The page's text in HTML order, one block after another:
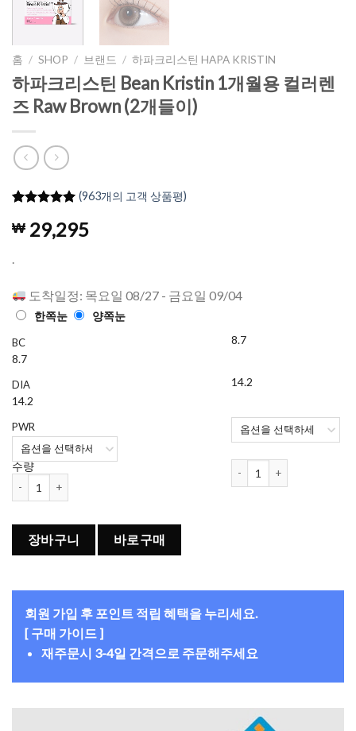
홈 / SHOP / 브랜드 / 하파크리스틴 HAPA KRISTIN
하파크리스틴 Bean Kristin 1개월용 컬러렌
즈 Raw Brown (2개들이)
고객 평가
를 기준으
점에
(963개의 고객 상품평)
₩ 29,295
.
도착일정: 목요일 08/27 - 금요일 09/04
한쪽눈 양쪽눈
BC
8.7
DIA
14.2
PWR
수량
하파크리스틴 Bean Kristin 1개월용 컬러렌즈 Raw Brown (2개들이) 수량
8.7
14.2
하파크리스틴 Bean Kristin
장바구니 바로구매
회원 가입 후 포인트 적립 혜택을 누리세요.
[ 구매 가이드 ]
재주문시 3-4일 간격으로 주문해주세요